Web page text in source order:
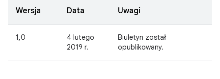
Wersja Data Uwagi
1,0
4 lutego
2019 r.
Biuletyn został
opublikowany.